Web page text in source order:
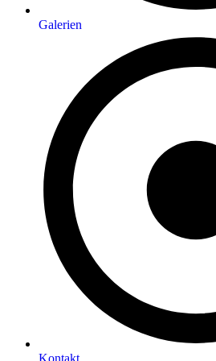
Galerien
Kontakt